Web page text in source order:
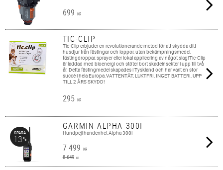
699 KR
TIC-CLIP
Tic-Clip erbjuder en revolutionerande metod för att skydda ditt
husdjur från fästingar och loppor, utan bekämpningsmedel,
fästingdroppar, sprayer eller lokal applicering av något slag!Tic-Clip
är laddad med bioenergi och stöter bort skadeinsekter i upp till två
år. Detta fästingmedel skapades i Tyskland och har varit en stor
succé i hela Europa.VATTENTÄT, LUKTFRI, INGET BATTERI, UPP
TILL 2 ÅRS SKYDD!
295 KR
GARMIN ALPHA 300I
Hundpejl handenhet Alpha 300i
7 499 KR
8 649 KR
SPARA
13%